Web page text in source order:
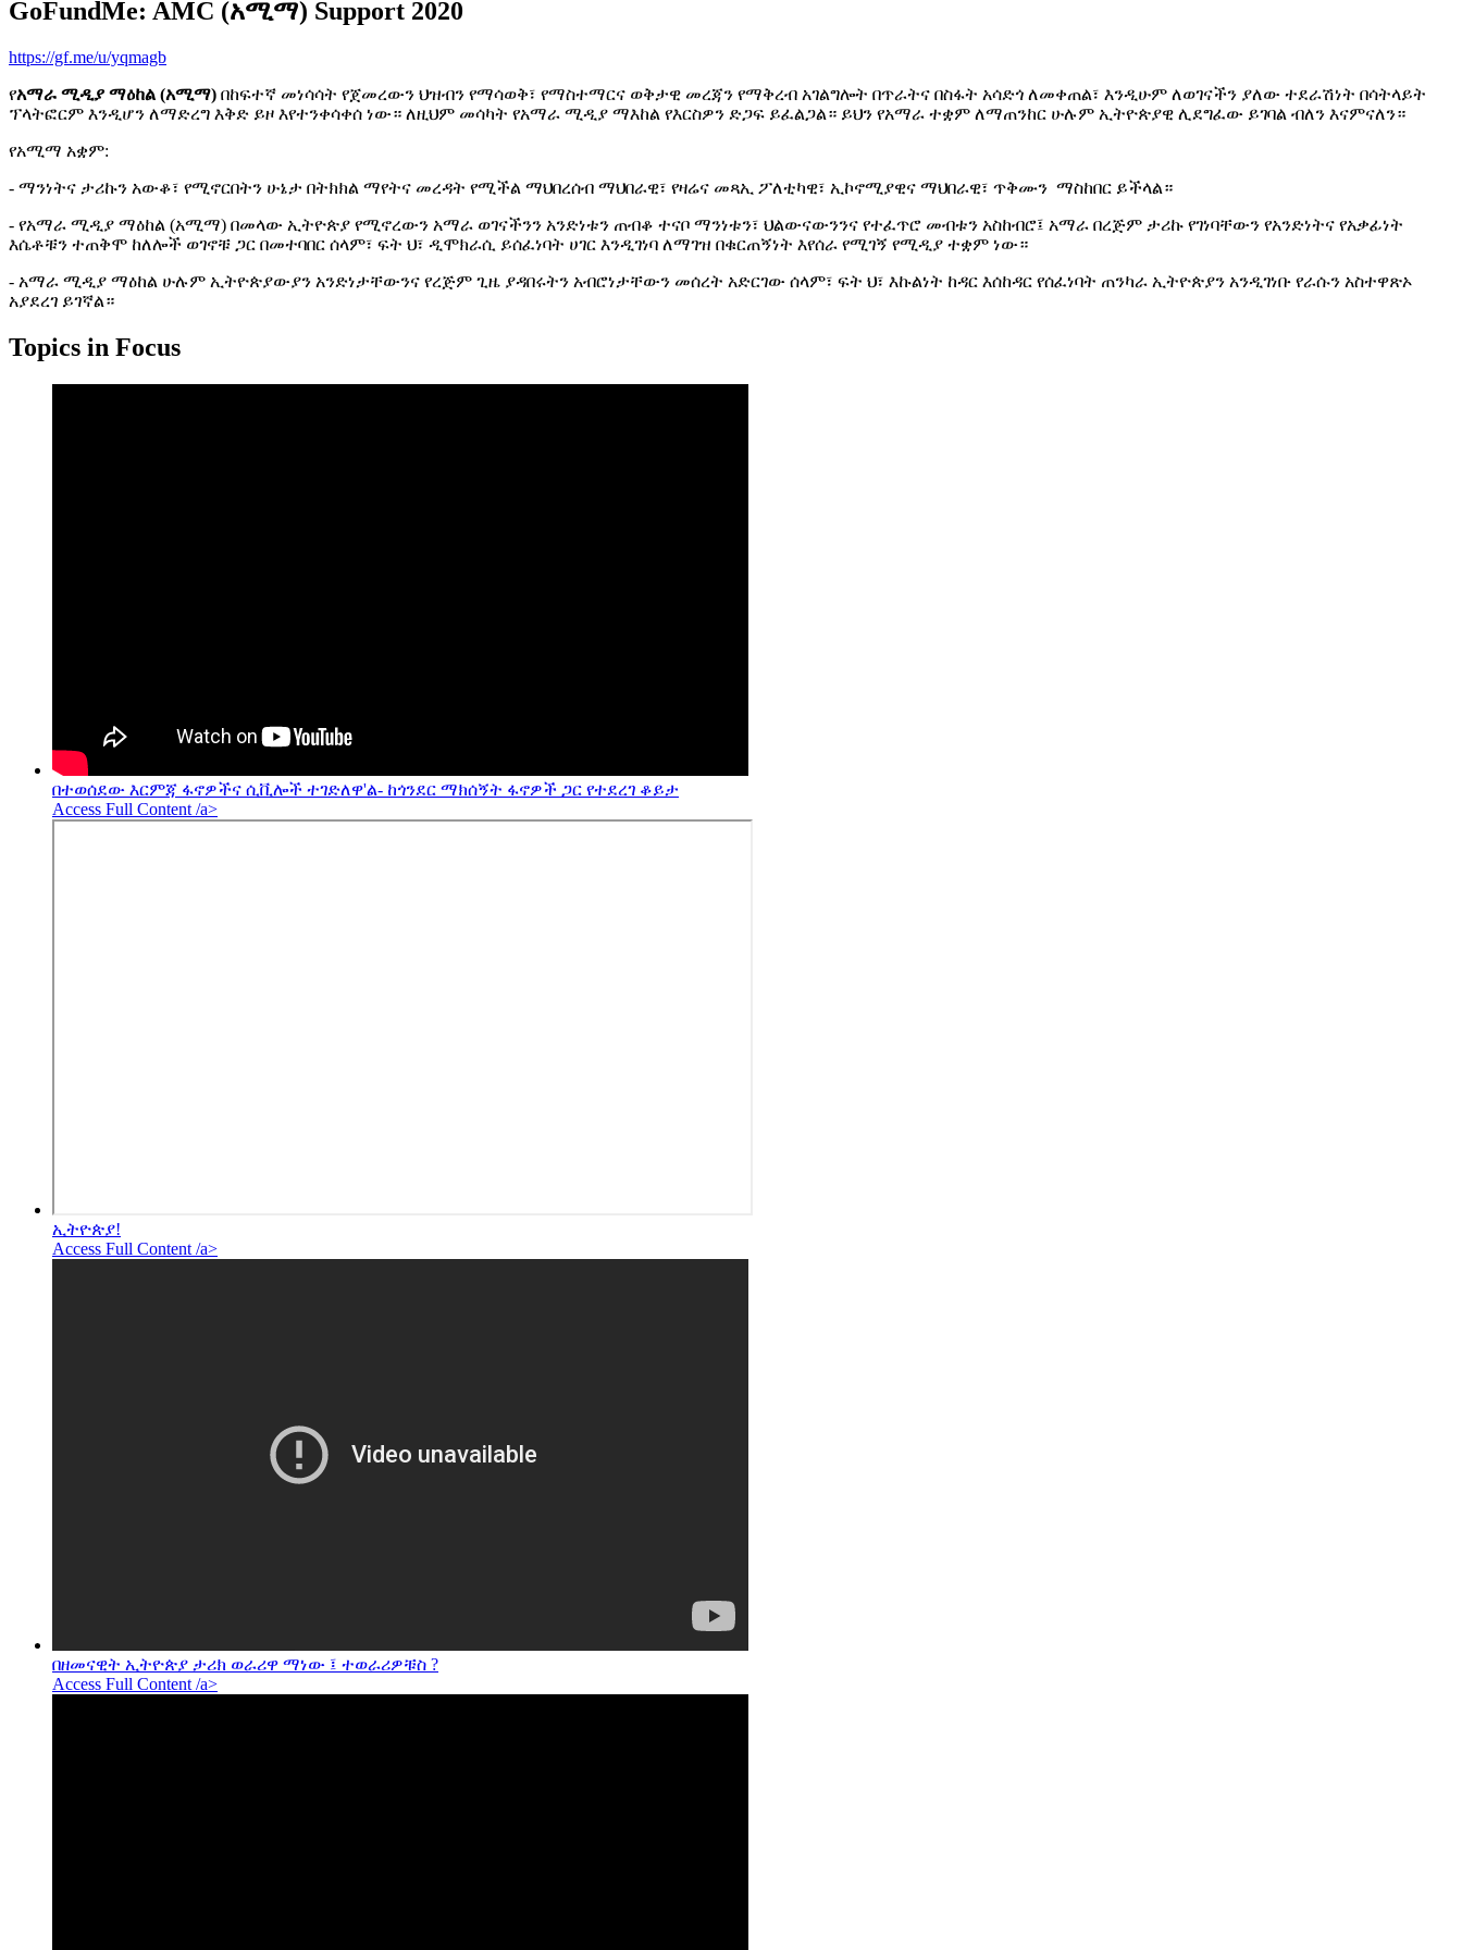
GoFundMe: AMC (አሚማ) Support 2020
https://gf.me/u/yqmagb
የአማራ ሚዲያ ማዕከል (አሚማ) በከፍተኛ መነሳሳት የጀመረውን ህዝብን የማሳወቅ፣ የማስተማርና ወቅታዊ መረጃን የማቅረብ አገልግሎት በጥራትና በስፋት አሳድጎ ለመቀጠል፣ እንዲሁም ለወገናችን ያለው ተደራሽነት በሳትላይት
ፕላትፎርም እንዲሆን ለማድረግ እቅድ ይዞ እየተንቀሳቀሰ ነው። ለዚህም መሳካት የአማራ ሚዲያ ማእከል የእርስዎን ድጋፍ ይፈልጋል። ይህን የአማራ ተቋም ለማጠንከር ሁሉም ኢትዮጵያዊ ሊደግፈው ይገባል ብለን እናምናለን።
የአሚማ አቋም:
- ማንነትና ታሪኩን አውቆ፣ የሚኖርበትን ሁኔታ በትክክል ማየትና መረዳት የሚችል ማህበረሰብ ማህበራዊ፣ የዛሬና መጻኢ ፖለቲካዊ፣ ኢኮኖሚያዊና ማህበራዊ፣ ጥቅሙን ማስከበር ይችላል።
- የአማራ ሚዲያ ማዕከል (አሚማ) በመላው ኢትዮጵያ የሚኖረውን አማራ ወገናችንን አንድነቱን ጠብቆ ተናቦ ማንነቱን፣ ህልውናውንንና የተፈጥሮ መብቱን አስከብሮ፤ አማራ በረጅም ታሪኩ የገነባቸውን የአንድነትና የአቃፊነት
እሴቶቹን ተጠቅሞ ከለሎች ወገኖቹ ጋር በመተባበር ሰላም፣ ፍት ህ፣ ዲሞክራሲ ይሰፈነባት ሀገር እንዲገነባ ለማገዝ በቁርጠኝነት እየሰራ የሚገኝ የሚዲያ ተቋም ነው።
- አማራ ሚዲያ ማዕከል ሁሉም ኢትዮጵያውያን አንድነታቸውንና የረጅም ጊዜ ያዳበሩትን አብሮነታቸውን መሰረት አድርገው ሰላም፣ ፍት ህ፣ እኩልነት ከዳር እሰከዳር የሰፈነባት ጠንካራ ኢትዮጵያን አንዲገነቡ የራሱን አስተዋጽኦ
አያደረገ ይገኛል።
Topics in Focus
በተወሰደው እርምጃ ፋኖዎችና ሲቪሎች ተገድለዋ'ል- ከጎንደር ማክሰኝት ፋኖዎች ጋር የተደረገ ቆይታ
Access Full Content /a>
ኢትዮጵያ!
Access Full Content /a>
በዘመናዊት ኢትዮጵያ ታሪክ ወራሪዋ ማነው ፤ ተወራሪዎቹስ ?
Access Full Content /a>